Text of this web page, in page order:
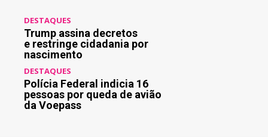
DESTAQUES
Trump assina decretos
e restringe cidadania por
nascimento
DESTAQUES
Polícia Federal indicia 16
pessoas por queda de avião
da Voepass